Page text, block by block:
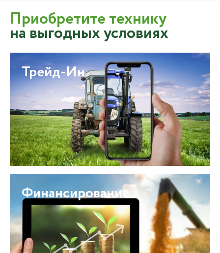
Приобретите технику
на выгодных условиях
Трейд-Ин
Финансирование